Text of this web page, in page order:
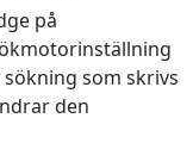
på
som skrivs
den